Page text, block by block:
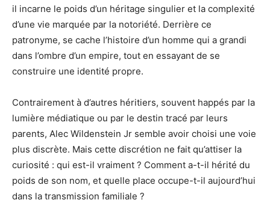
il incarne le poids d’un héritage singulier et la complexité
d’une vie marquée par la notoriété. Derrière ce
patronyme, se cache l’histoire d’un homme qui a grandi
dans l’ombre d’un empire, tout en essayant de se
construire une identité propre.
Contrairement à d’autres héritiers, souvent happés par la
lumière médiatique ou par le destin tracé par leurs
parents, Alec Wildenstein Jr semble avoir choisi une voie
plus discrète. Mais cette discrétion ne fait qu’attiser la
curiosité : qui est-il vraiment ? Comment a-t-il hérité du
poids de son nom, et quelle place occupe-t-il aujourd’hui
dans la transmission familiale ?